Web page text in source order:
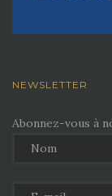
NEWSLETTER
Abonnez-vous à